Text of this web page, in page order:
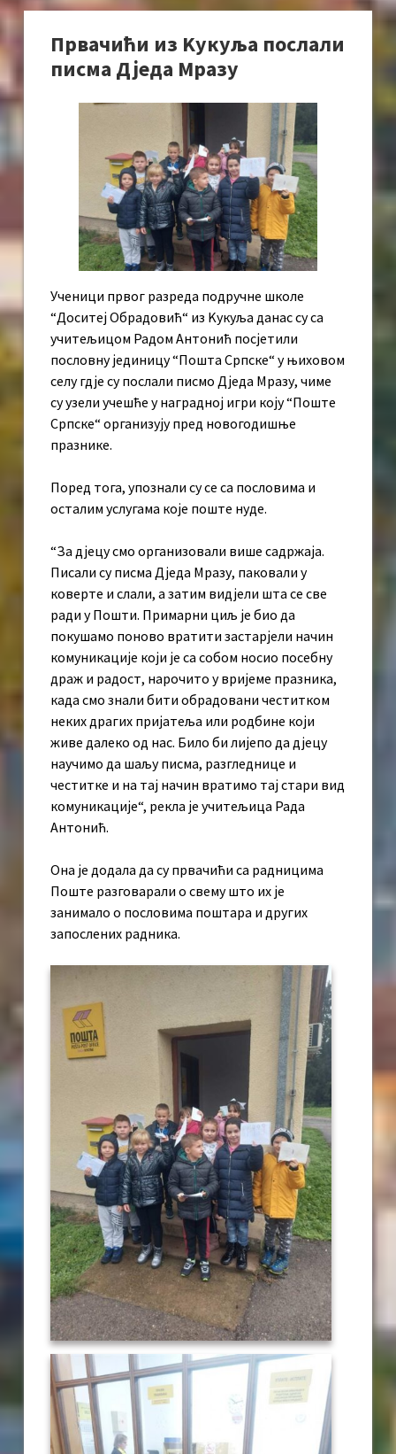
Првачићи из Kукуља послали
писма Дједа Мразу
Ученици првог разреда подручне школе
“Доситеј Обрадовић“ из Kукуља данас су са
учитељицом Радом Антонић посјетили
пословну јединицу “Пошта Српске“ у њиховом
селу гдје су послали писмо Дједа Мразу, чиме
су узели учешће у наградној игри коју “Поште
Српске“ организују пред новогодишње
празнике.
Поред тога, упознали су се са пословима и
осталим услугама које поште нуде.
“За дјецу смо организовали више садржаја.
Писали су писма Дједа Мразу, паковали у
коверте и слали, а затим видјели шта се све
ради у Пошти. Примарни циљ је био да
покушамо поново вратити застарјели начин
комуникације који је са собом носио посебну
драж и радост, нарочито у вријеме празника,
када смо знали бити обрадовани честитком
неких драгих пријатеља или родбине који
живе далеко од нас. Било би лијепо да дјецу
научимо да шаљу писма, разгледнице и
честитке и на тај начин вратимо тај стари вид
комуникације“, рекла је учитељица Рада
Антонић.
Она је додала да су првачићи са радницима
Поште разговарали о свему што их је
занимало о пословима поштара и других
запослених радника.